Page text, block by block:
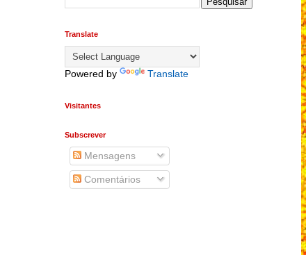
Translate
Powered by Translate
Visitantes
Subscrever
Mensagens
Comentários